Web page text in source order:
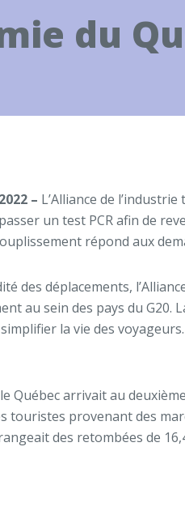
du
– L’Alliance de
un test PCR afin de
répond aux
des déplacements,
au sein des pays du
la vie des
le Québec arrivait au
touristes provenant des
des retombées de